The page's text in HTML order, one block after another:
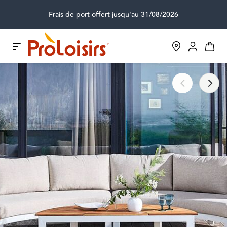
Frais de port offert jusqu'au 31/08/2026